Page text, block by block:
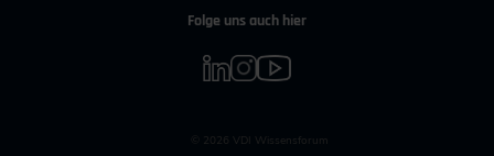
Folge uns auch hier
© 2026 VDI Wissensforum